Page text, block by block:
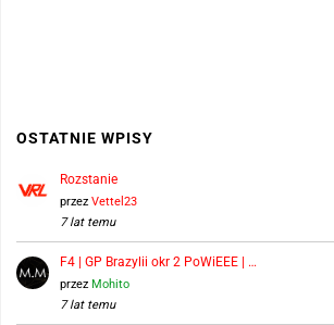
OSTATNIE WPISY
Rozstanie
przez Vettel23
7 lat temu
F4 | GP Brazylii okr 2 PoWiEEE | …
przez Mohito
7 lat temu